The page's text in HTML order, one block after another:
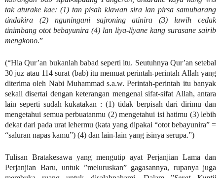
tak aturake kae: (1) tan pisah klawan sira lan pirsa samubarang
tindakira (2) nguningani sajroning atinira (3) luwih cedak
tinimbang otot bebayunira (4) lan liya-liyane kang surasane sairib
mengkono.”
(“Hla Qur’an bukanlah babad seperti itu. Seutuhnya Qur’an setebal
30 juz atau 114 surat (bab) itu memuat perintah-perintah Allah yang
diterima oleh Nabi Muhammad s.a.w. Perintah-perintah itu banyak
sekali disertai dengan keterangan mengenai sifat-sifat Allah, antara
lain seperti sudah kukatakan : (1) tidak berpisah dari dirimu dan
mengetahui semua perbuatanmu (2) mengetahui isi hatimu (3) lebih
dekat dari pada urat lehermu (kata yang dipakai “otot bebayunira” =
“saluran napas kamu”) (4) dan lain-lain yang isinya serupa.”)
Tulisan Bratakesawa yang mengutip ayat Perjanjian Lama dan
Perjanjian Baru, untuk ”meluruskan” gagasannya, rupanya juga